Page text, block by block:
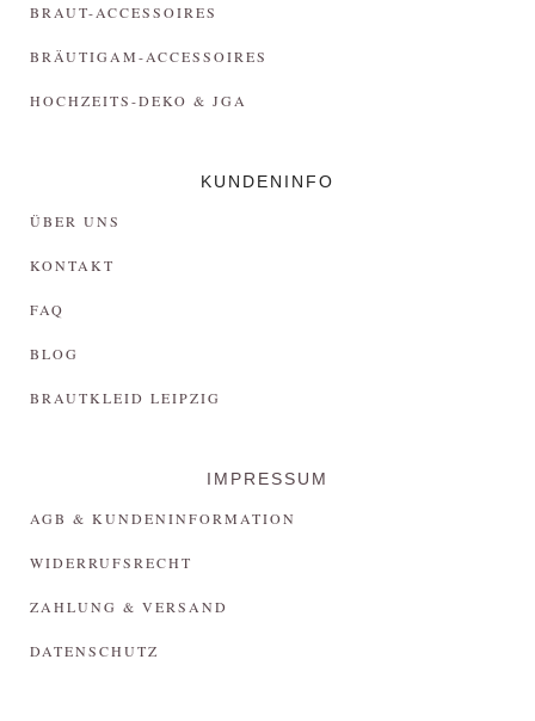
BRAUT-ACCESSOIRES
BRÄUTIGAM-ACCESSOIRES
HOCHZEITS-DEKO & JGA
KUNDENINFO
ÜBER UNS
KONTAKT
FAQ
BLOG
BRAUTKLEID LEIPZIG
IMPRESSUM
AGB & KUNDENINFORMATION
WIDERRUFSRECHT
ZAHLUNG & VERSAND
DATENSCHUTZ